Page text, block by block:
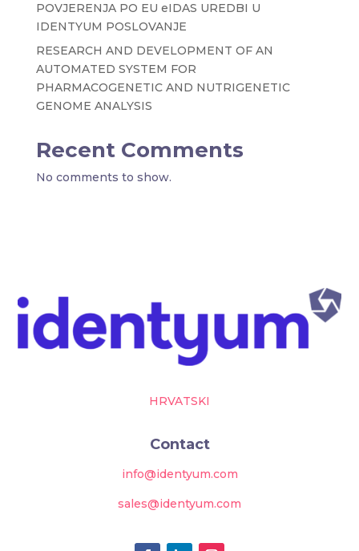
POVJERENJA PO EU eIDAS UREDBI U
IDENTYUM POSLOVANJE
RESEARCH AND DEVELOPMENT OF AN
AUTOMATED SYSTEM FOR
PHARMACOGENETIC AND NUTRIGENETIC
GENOME ANALYSIS
Recent Comments
No comments to show.
HRVATSKI
Contact
info@identyum.com
sales@identyum.com